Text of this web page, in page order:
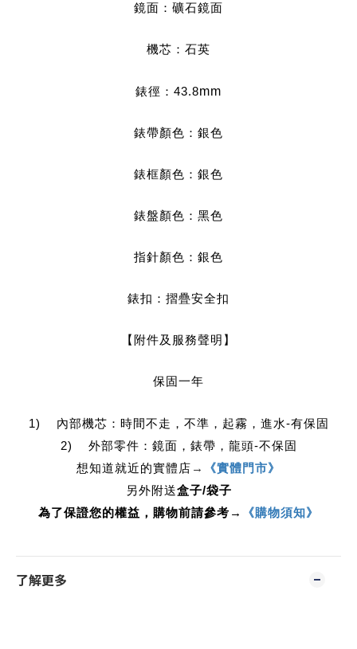
鏡面：礦石鏡面
機芯：石英
錶徑：43.8mm
錶帶顏色：銀色
錶框顏色：銀色
錶盤顏色 ：黑色
指針顏色 ：銀色
錶扣：摺疊安全扣
【附件及服務聲明】
保固一年
1) 內部機芯：時間不走，不準，起霧，進水-有保固
2) 外部零件：鏡面，錶帶，龍頭-不保固
想知道就近的實體店 →
《實體門市》
另外附送盒子/袋子
為了保證您的權益，購物前請參考→
《購物須知》
了解更多